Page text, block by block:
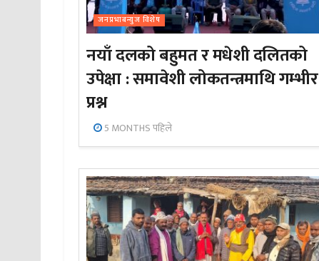
जनप्रभाबन्युज विशेष
नयाँ दलको बहुमत र मधेशी दलितको
उपेक्षा : समावेशी लोकतन्त्रमाथि गम्भीर
प्रश्न
5 MONTHS पहिले